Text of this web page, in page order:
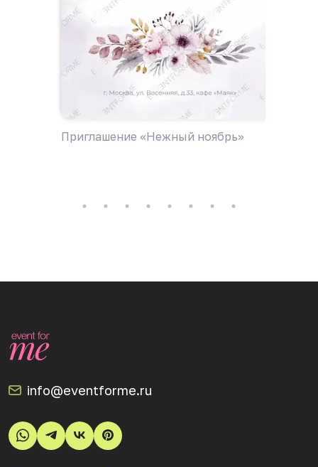
Приглашение «Нежный ноябрь»
info@eventforme.ru